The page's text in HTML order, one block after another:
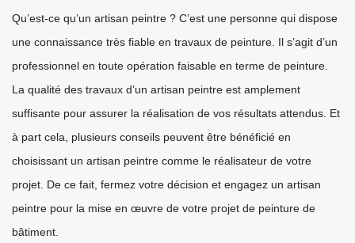
Qu’est-ce qu’un artisan peintre ? C’est une personne qui dispose
une connaissance très fiable en travaux de peinture. Il s’agit d’un
professionnel en toute opération faisable en terme de peinture.
La qualité des travaux d’un artisan peintre est amplement
suffisante pour assurer la réalisation de vos résultats attendus. Et
à part cela, plusieurs conseils peuvent être bénéficié en
choisissant un artisan peintre comme le réalisateur de votre
projet. De ce fait, fermez votre décision et engagez un artisan
peintre pour la mise en œuvre de votre projet de peinture de
bâtiment.